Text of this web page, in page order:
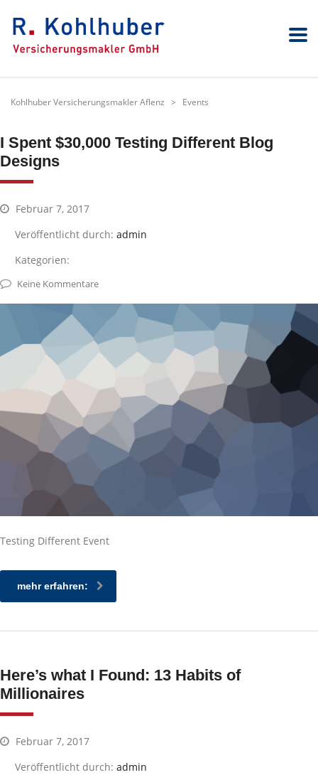
Kohlhuber Versicherungsmakler Aflenz > Events
I Spent $30,000 Testing Different Blog
Designs
Februar 7, 2017
Veröffentlicht durch: admin
Kategorien:
Keine Kommentare
Testing Different Event
mehr erfahren:
Here’s what I Found: 13 Habits of
Millionaires
Februar 7, 2017
Veröffentlicht durch: admin